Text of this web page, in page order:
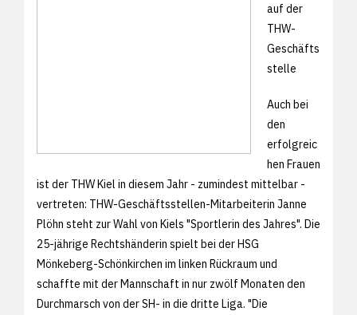
auf der
THW-
Geschäfts
stelle
Auch bei
den
erfolgreic
hen Frauen
ist der THW Kiel in diesem Jahr - zumindest mittelbar -
vertreten: THW-Geschäftsstellen-Mitarbeiterin Janne
Plöhn steht zur Wahl von Kiels "Sportlerin des Jahres". Die
25-jährige Rechtshänderin spielt bei der HSG
Mönkeberg-Schönkirchen im linken Rückraum und
schaffte mit der Mannschaft in nur zwölf Monaten den
Durchmarsch von der SH- in die dritte Liga. "Die